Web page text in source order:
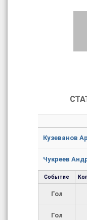
Кузеванов
Чукреев
Событие
Гол
Гол